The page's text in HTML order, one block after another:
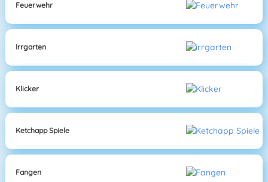
Feuerwehr
Irrgarten
Klicker
Ketchapp Spiele
Fangen